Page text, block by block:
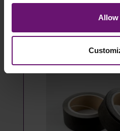
store to our partner,
Schöppingen, Germany),
to you personally, but may
Allow
Artikel